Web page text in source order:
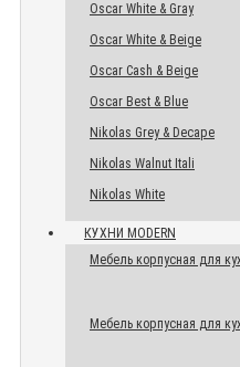
Oscar White & Gray
Oscar White & Beige
Oscar Cash & Beige
Oscar Best & Blue
Nikolas Grey & Decape
Nikolas Walnut Itali
Nikolas White
КУХНИ MODERN
Мебель корпусная для
Мебель корпусная для